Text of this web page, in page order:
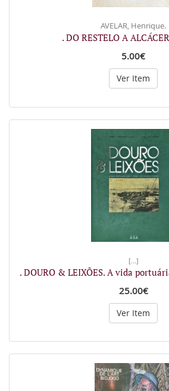
AVELAR, Henrique.
. DO RESTELO A
5.00€
Ver Item
[...]
. DOURO & LEIXÕES. A vida
25.00€
Ver Item